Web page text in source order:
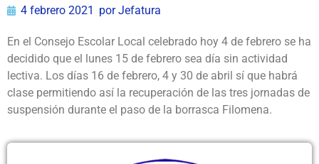
4 febrero 2021 porJefatura
En el Consejo Escolar Local celebrado hoy 4 de febrero se ha
decidido que el lunes 15 de febrero sea día sin actividad
lectiva. Los días 16 de febrero, 4 y 30 de abril sí que habrá
clase permitiendo así la recuperación de las tres jornadas de
suspensión durante el paso de la borrasca Filomena.